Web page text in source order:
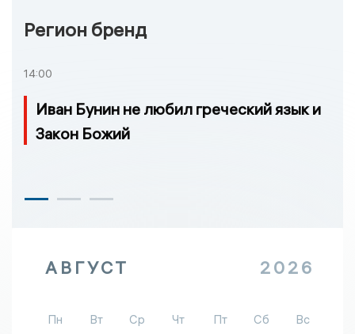
Регион бренд
14:00
Иван Бунин не любил греческий язык и
Закон Божий
АВГУСТ 2026
Пн Вт Ср Чт Пт Сб
Вс